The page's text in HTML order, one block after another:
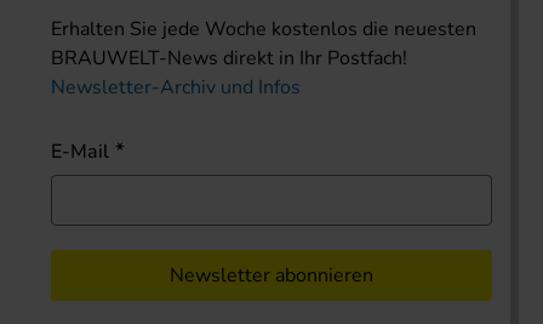
Erhalten Sie jede Woche kostenlos die neuesten
BRAUWELT-News direkt in Ihr Postfach!
Newsletter-Archiv und Infos
E-Mail
Newsletter abonnieren